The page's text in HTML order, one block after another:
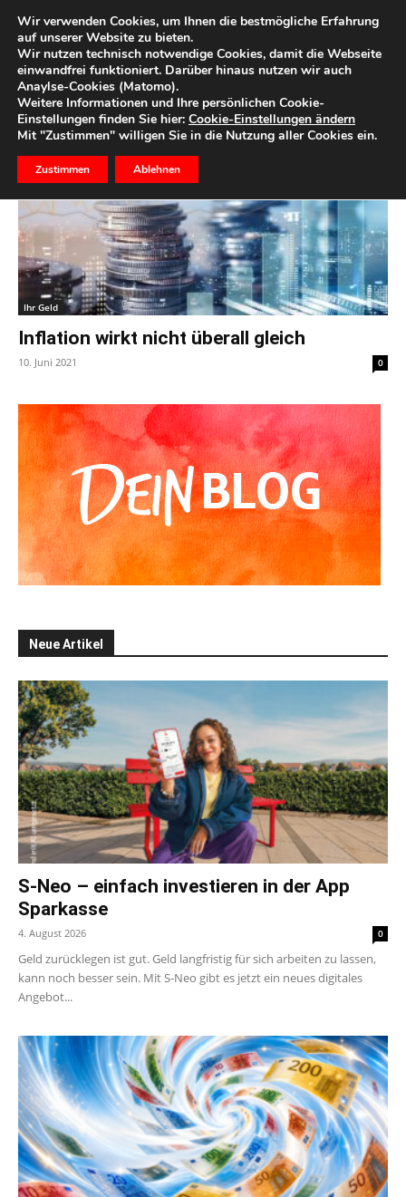
Start Schlagworte Sachvermögen
Schlagwort: Sachvermögen
Ihr Geld
Inflation wirkt nicht überall gleich
10. Juni 2021 0
Neue Artikel
S-Neo – einfach investieren in der App
Sparkasse
4. August 2026 0
Geld zurücklegen ist gut. Geld langfristig für sich arbeiten zu lassen,
kann noch besser sein. Mit S-Neo gibt es jetzt ein neues digitales
Angebot...
Wir verwenden Cookies, um Ihnen die bestmögliche Erfahrung
auf unserer Website zu bieten.
Wir nutzen technisch notwendige Cookies, damit die Webseite
einwandfrei funktioniert. Darüber hinaus nutzen wir auch
Anaylse-Cookies (Matomo).
Weitere Informationen und Ihre persönlichen Cookie-
Einstellungen finden Sie hier: Cookie-Einstellungen ändern
Mit "Zustimmen" willigen Sie in die Nutzung aller Cookies ein.
Zustimmen Ablehnen